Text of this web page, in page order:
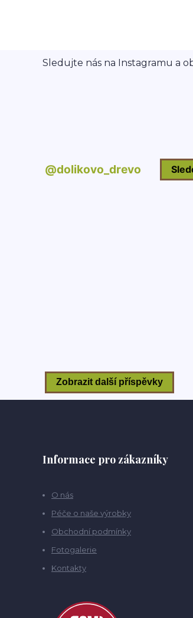
Sledujte nás na Instagramu a
Informace pro zákazníky
O nás
Péče o naše výrobky
Obchodní podmínky
Fotogalerie
Kontakty